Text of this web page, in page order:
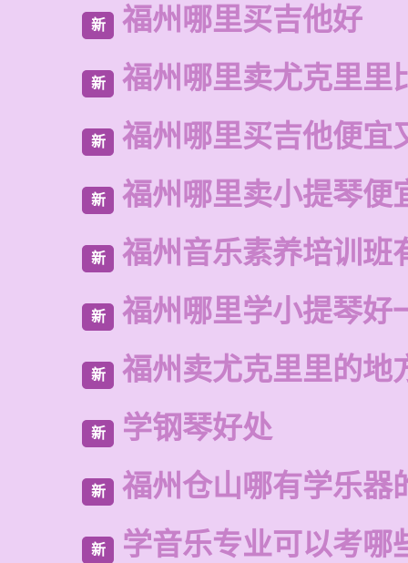
新 福州哪里买吉他好
新 福州哪里卖尤克里里
新 福州哪里买吉他便宜
新 福州哪里卖小提琴便
新 福州音乐素养培训班
新 福州哪里学小提琴好
新 福州卖尤克里里的地
新 学钢琴好处
新 福州仓山哪有学乐器
新 学音乐专业可以考哪